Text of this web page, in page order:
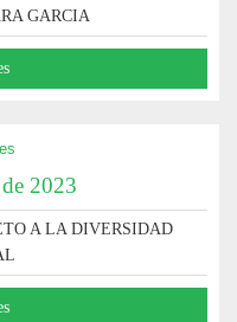
GARCIA
2023
A LA DIVERSIDAD